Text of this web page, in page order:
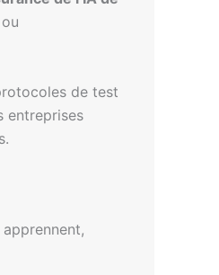
de test
entreprises